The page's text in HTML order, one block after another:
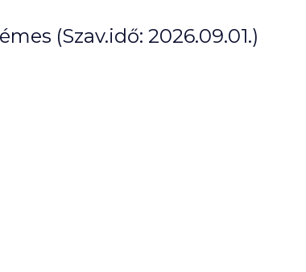
(Szav.idő: 2026.09.01.)